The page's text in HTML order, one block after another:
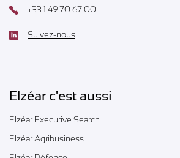
+33 1 49 70 67 00
Suivez-nous
Elzéar c'est aussi
Elzéar Executive Search
Elzéar Agribusiness